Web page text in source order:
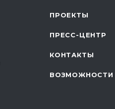
ПРОЕКТЫ
ПРЕСС-ЦЕНТР
КОНТАКТЫ
ВОЗМОЖНОСТИ